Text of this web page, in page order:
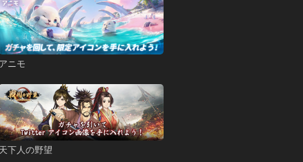
アニモ
天下人の野望